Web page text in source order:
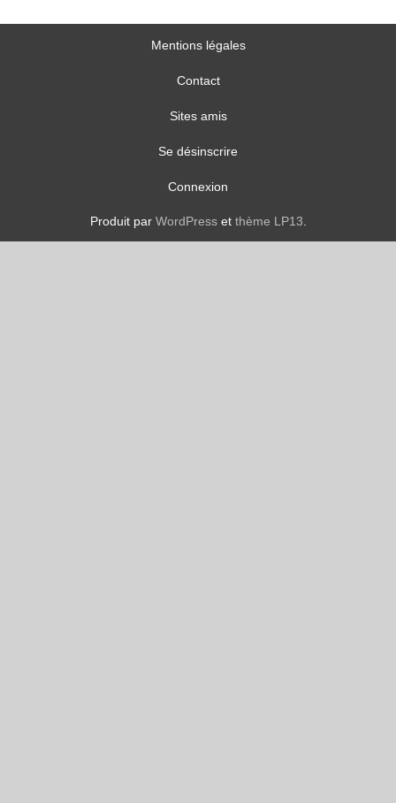
Mentions légales
Contact
Sites amis
Se désinscrire
Connexion
Produit par WordPresset thème LP13